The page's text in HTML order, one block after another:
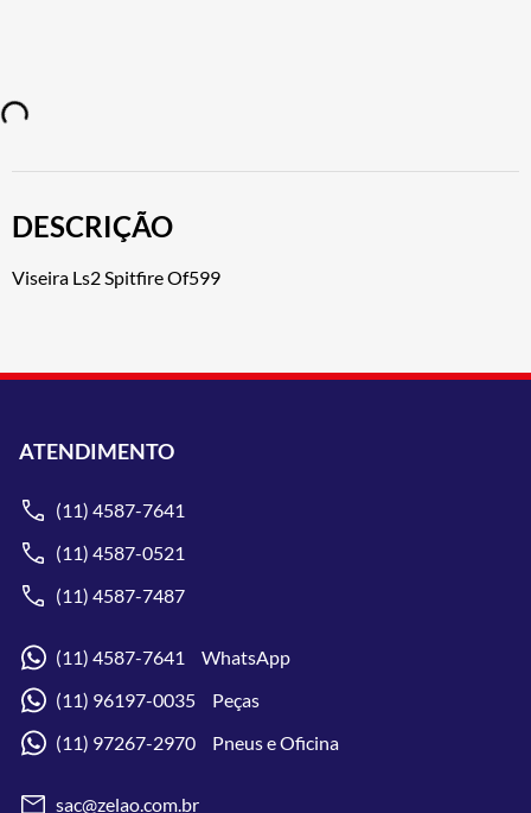
DESCRIÇÃO
Viseira Ls2 Spitfire Of599
ATENDIMENTO
(11) 4587-7641
(11) 4587-0521
(11) 4587-7487
(11) 4587-7641 WhatsApp
(11) 96197-0035 Peças
(11) 97267-2970 Pneus e Oficina
sac@zelao.com.br